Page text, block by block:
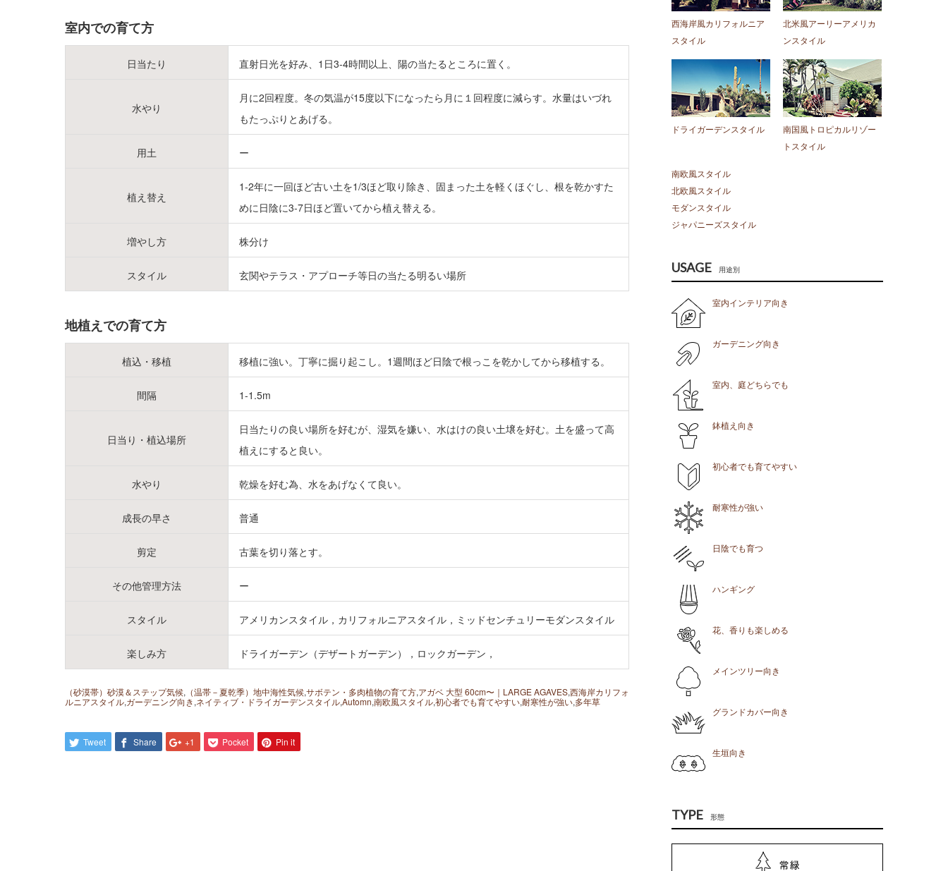
室内での育て方
日当たり 直射日光を好み、1日3-4時間以上、陽の当たるところに置く。
水やり
月に2回程度。冬の気温が15度以下になったら月に１回程度に減らす。水量はいづれ
もたっぷりとあげる。
用土 ー
植え替え
1-2年に一回ほど古い土を1/3ほど取り除き、固まった土を軽くほぐし、根を乾かすた
めに日陰に3-7日ほど置いてから植え替える。
増やし方 株分け
スタイル 玄関やテラス・アプローチ等日の当たる明るい場所
地植えでの育て方
植込・移植 移植に強い。丁寧に掘り起こし。1週間ほど日陰で根っこを乾かしてから移植する。
間隔 1-1.5m
日当り・植込場所
日当たりの良い場所を好むが、湿気を嫌い、水はけの良い土壌を好む。土を盛って高
植えにすると良い。
水やり 乾燥を好む為、水をあげなくて良い。
成長の早さ 普通
剪定 古葉を切り落とす。
その他管理方法 ー
スタイル アメリカンスタイル，カリフォルニアスタイル，ミッドセンチュリーモダンスタイル
楽しみ方 ドライガーデン（デザートガーデン），ロックガーデン，
（砂漠帯）砂漠＆ステップ気候, （温帯－夏乾季）地中海性気候,サボテン・多肉植物の育て方,アガベ 大型 60cm〜｜LARGE AGAVES,西海岸カリフォ
ルニアスタイル,ガーデニング向き,ネイティブ・ドライガーデンスタイル,Automn,南欧風スタイル,初心者でも育てやすい,耐寒性が強い,多年草
Tweet Share +1 Pocket Pin it
西海岸風カリフォルニア
スタイル
北米風アーリーアメリカ
ンスタイル
ドライガーデンスタイル
南国風トロピカルリゾー
トスタイル
南欧風スタイル
北欧風スタイル
モダンスタイル
ジャパニーズスタイル
USAGE 用途別
室内インテリア向き
ガーデニング向き
室内、庭どちらでも
鉢植え向き
初心者でも育てやすい
耐寒性が強い
日陰でも育つ
ハンギング
花、香りも楽しめる
メインツリー向き
グランドカバー向き
生垣向き
TYPE 形態